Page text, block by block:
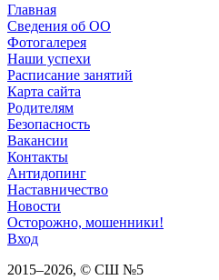
Главная
Сведения об ОО
Фотогалерея
Наши успехи
Расписание занятий
Карта сайта
Родителям
Безопасность
Вакансии
Контакты
Антидопинг
Наставничество
Новости
Осторожно, мошенники!
Вход
2015–2026, © СШ №5